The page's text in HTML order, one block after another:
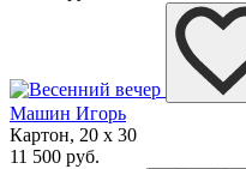
Машин Игорь
Картон, 20 x 30
11 500 руб.